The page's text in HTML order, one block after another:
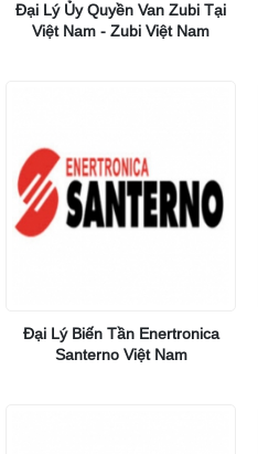
Đại Lý Ủy Quyền Van Zubi Tại
Việt Nam - Zubi Việt Nam
Đại Lý Biến Tần Enertronica
Santerno Việt Nam